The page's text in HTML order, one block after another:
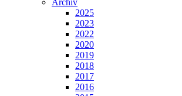
2025
2023
2022
2020
2019
2018
2017
2016